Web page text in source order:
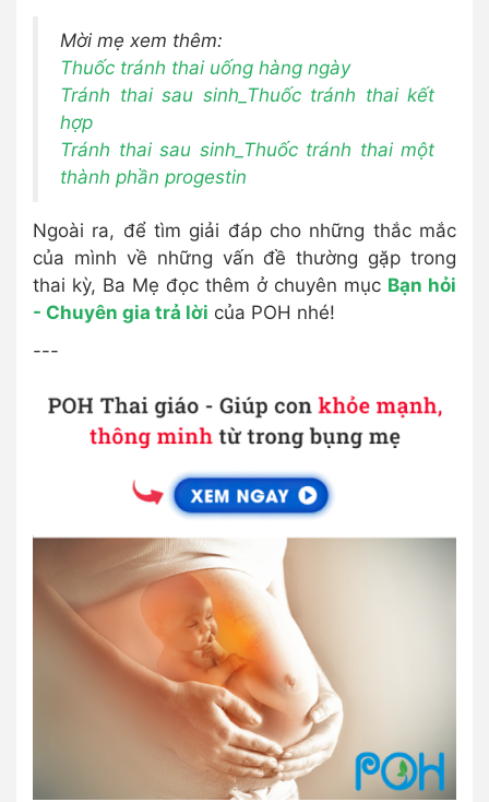
Mời mẹ xem thêm:
Thuốc tránh thai uống hàng ngày
Tránh thai sau sinh_Thuốc tránh thai kết
hợp
Tránh thai sau sinh_Thuốc tránh thai một
thành phần progestin
Ngoài ra, để tìm giải đáp cho những thắc mắc
của mình về những vấn đề thường gặp trong
thai kỳ, Ba Mẹ đọc thêm ở chuyên mục Bạn hỏi
- Chuyên gia trả lời của POH nhé!
---